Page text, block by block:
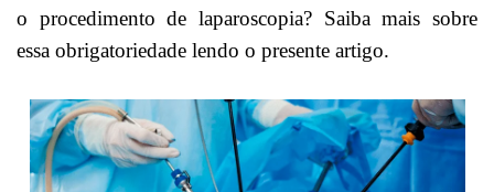
o procedimento de laparoscopia? Saiba mais sobre
essa obrigatoriedade lendo o presente artigo.